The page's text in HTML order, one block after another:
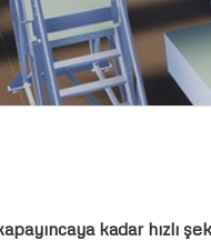
kadar